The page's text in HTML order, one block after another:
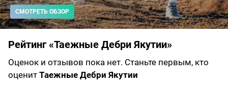
СМОТРЕТЬ ОБЗОР
Рейтинг «Таежные Дебри Якутии»
Оценок и отзывов пока нет. Станьте первым, кто
оценит Таежные Дебри Якутии